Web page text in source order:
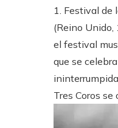
1. Festival de
(Reino Unido,
el festival
que se
Tres Coros se